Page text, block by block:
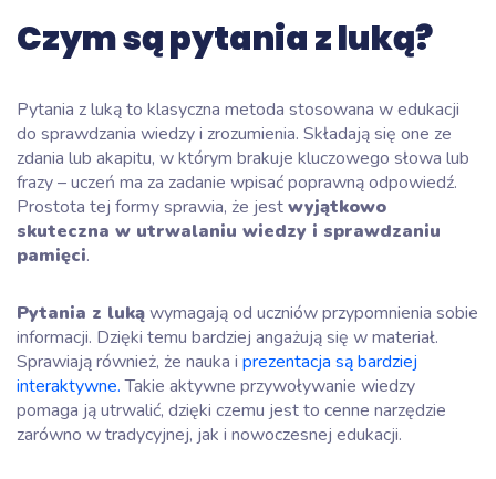
Czym są pytania z luką?
Pytania z luką to klasyczna metoda stosowana w edukacji
do sprawdzania wiedzy i zrozumienia. Składają się one ze
zdania lub akapitu, w którym brakuje kluczowego słowa lub
frazy – uczeń ma za zadanie wpisać poprawną odpowiedź.
Prostota tej formy sprawia, że jestwyjątkowo
skuteczna w utrwalaniu wiedzy i sprawdzaniu
pamięci.
Pytania z lukąwymagają od uczniów przypomnienia sobie
informacji. Dzięki temu bardziej angażują się w materiał.
Sprawiają również, że nauka i prezentacja są bardziej
interaktywne.Takie aktywne przywoływanie wiedzy
pomaga ją utrwalić, dzięki czemu jest to cenne narzędzie
zarówno w tradycyjnej, jak i nowoczesnej edukacji.